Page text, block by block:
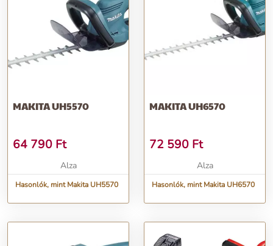
MAKITA UH5570
64 790 Ft
Alza
Hasonlók, mint Makita UH5570
MAKITA UH6570
72 590 Ft
Alza
Hasonlók, mint Makita UH6570